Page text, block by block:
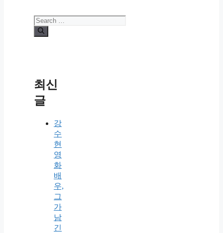
Search
for:
최신
글
강
수
현
영
화
배
우,
그
가
남
긴